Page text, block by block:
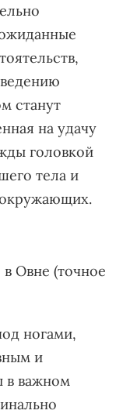
станут
на удачу
головкой
тела и
окружающих.
Овне (точное
ногами,
и
в важном